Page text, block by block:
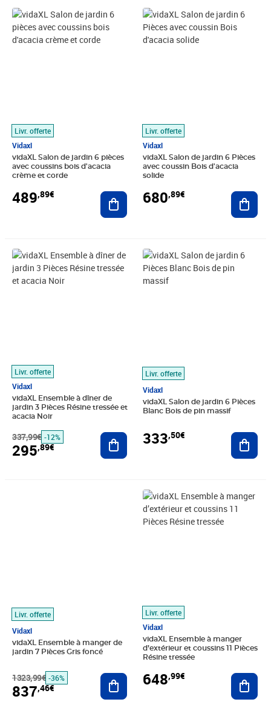
Livr. offerte
Vidaxl
vidaXL Salon de jardin 6 pièces
avec coussins bois d'acacia
crème et corde
489,89€
Prix 489,89€
Ajouter au panier
Livr. offerte
Vidaxl
vidaXL Salon de jardin 6 Pièces
avec coussin Bois d'acacia
solide
680,89€
Prix 680,89€
Livr. offerte
Vidaxl
vidaXL Ensemble à dîner de
jardin 3 Pièces Résine tressée et
acacia Noir
337,99€
Prix barré 337,99€
-12%
295,89€
Prix 295,89€
Ajouter au panier
Livr. offerte
Vidaxl
vidaXL Salon de jardin 6 Pièces
Blanc Bois de pin massif
333,50€
Prix 333,50€
Livr. offerte
Vidaxl
vidaXL Ensemble à manger de
jardin 7 Pièces Gris foncé
1323,99€ -36%
837,46€
Ajouter au panier
Livr. offerte
Vidaxl
vidaXL Ensemble à manger
d’extérieur et coussins 11 Pièces
Résine tressée
648,99€
Prix 648,99€